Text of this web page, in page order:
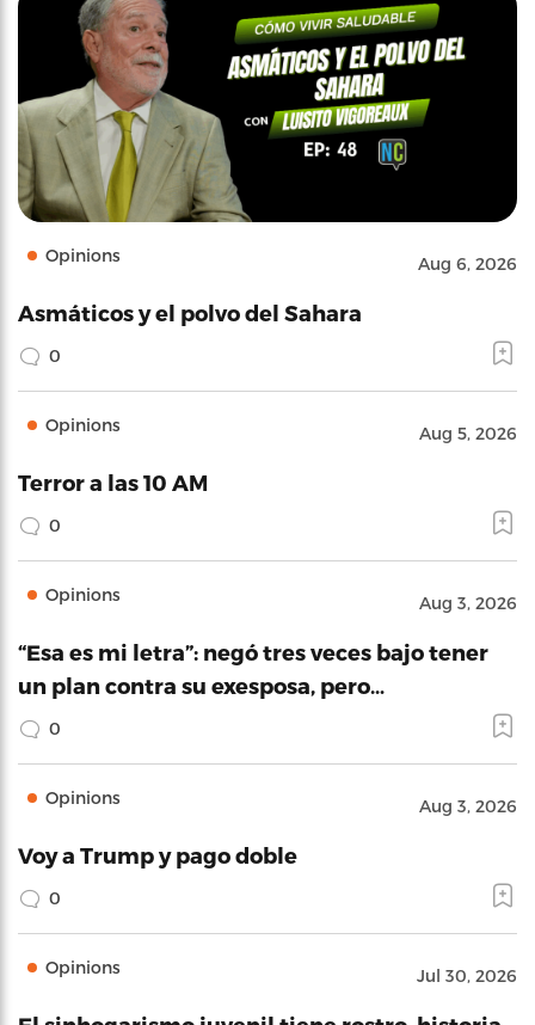
Opinions Aug 6, 2026
Asmáticos y el polvo del Sahara
0
Opinions Aug 5, 2026
Terror a las 10 AM
0
Opinions Aug 3, 2026
“Esa es mi letra”: negó tres veces bajo tener
un plan contra su exesposa, pero…
0
Opinions Aug 3, 2026
Voy a Trump y pago doble
0
Opinions Jul 30, 2026